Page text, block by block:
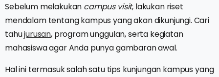
Sebelum melakukan campus visit, lakukan riset
mendalam tentang kampus yang akan dikunjungi. Cari
tahujurusan, program unggulan, serta kegiatan
mahasiswa agar Anda punya gambaran awal.
Hal ini termasuk salah satu tips kunjungan kampus yang